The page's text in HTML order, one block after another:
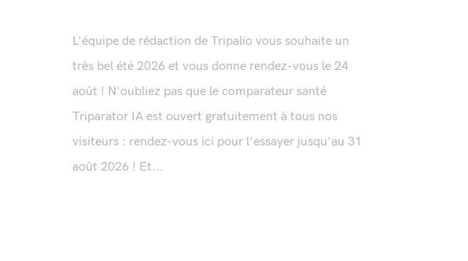
L'équipe de rédaction de Tripalio vous souhaite un
très bel été 2026 et vous donne rendez-vous le 24
août ! N'oubliez pas que le comparateur santé
Triparator IA est ouvert gratuitement à tous nos
visiteurs : rendez-vous ici pour l'essayer jusqu'au 31
août 2026 ! Et...